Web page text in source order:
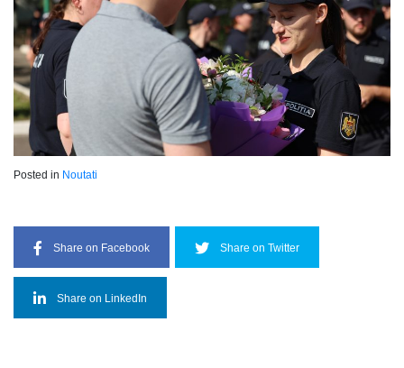
Posted in Noutati
Share on Facebook Share on Twitter
Share on LinkedIn